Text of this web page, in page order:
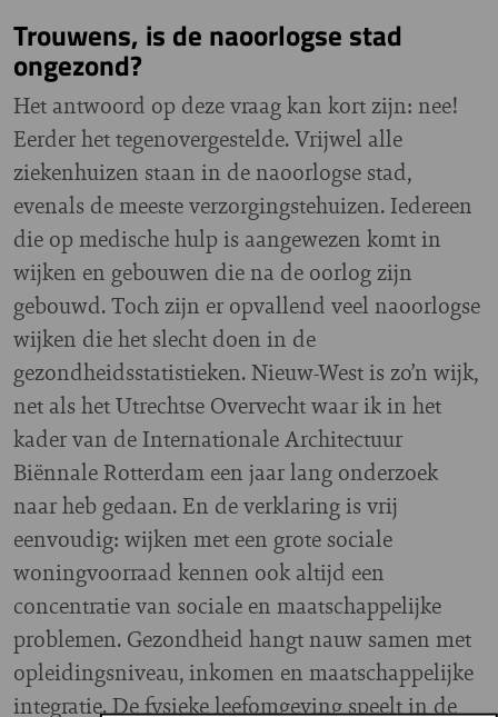
Trouwens, is de naoorlogse stad
ongezond?
Het antwoord op deze vraag kan kort zijn: nee!
Eerder het tegenovergestelde. Vrijwel alle
ziekenhuizen staan in de naoorlogse stad,
evenals de meeste verzorgingstehuizen. Iedereen
die op medische hulp is aangewezen komt in
wijken en gebouwen die na de oorlog zijn
gebouwd. Toch zijn er opvallend veel naoorlogse
wijken die het slecht doen in de
gezondheidsstatistieken. Nieuw-West is zo’n wijk,
net als het Utrechtse Overvecht waar ik in het
kader van de Internationale Architectuur
Biënnale Rotterdam een jaar lang onderzoek
naar heb gedaan. En de verklaring is vrij
eenvoudig: wijken met een grote sociale
woningvoorraad kennen ook altijd een
concentratie van sociale en maatschappelijke
problemen. Gezondheid hangt nauw samen met
opleidingsniveau, inkomen en maatschappelijke
integratie. De fysieke leefomgeving speelt in de